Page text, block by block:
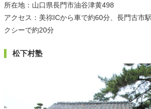
所在地：山口県長門市油谷津黄498
アクセス：美祢ICから車で約60分、長門古市
クシーで約20分
松下村塾